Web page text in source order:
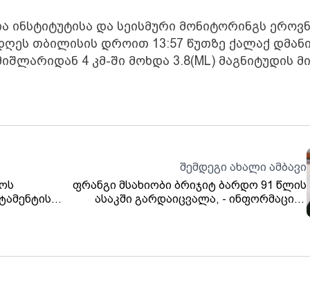
ინსტიტუტისა და სეისმური მონიტორინგს
თბილისის დროით 13:57 წუთზე ქალაქ
4 კმ-ში მოხდა 3.8(ML) მაგნიტუდის
შემდეგი ახალი ამბავი
ფრანგი მსახიობი ბრიჯიტ ბარდო 91 წლის
ასაკში გარდაიცვალა, - ინფორმაციას
მედია საშუალები ბრიჯიტ ბარდოს